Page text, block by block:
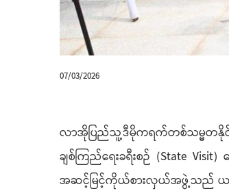
07/03/2026
လာအိုပြည်သူ့ဒီမိုကရက်တစ်သမ္မတနို
ချစ်ကြည်ရေးခရီးစဉ် (State
အဆင့်မြင့်ကိုယ်စားလှယ်အဖွဲ့သည် ယန